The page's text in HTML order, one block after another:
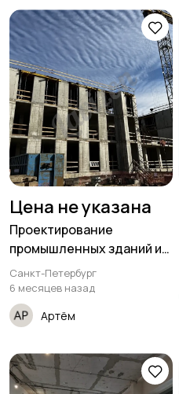
Цена не указана
Проектирование
промышленных зданий и
сооружений спб
Санкт-Петербург
6 месяцев назад
Артём